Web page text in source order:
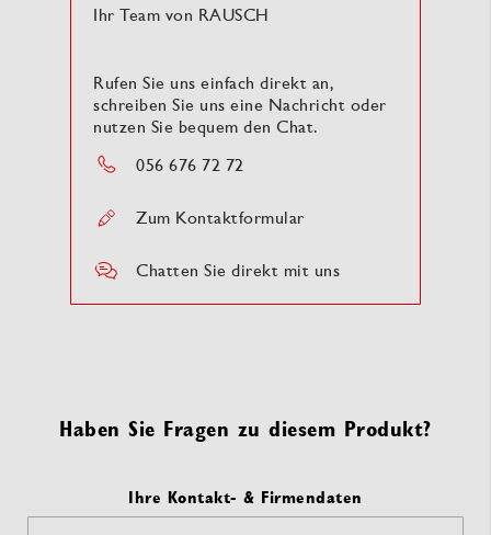
Ihr Team von RAUSCH
Rufen Sie uns einfach direkt an,
schreiben Sie uns eine Nachricht oder
nutzen Sie bequem den Chat.
056 676 72 72
Zum Kontaktformular
Chatten Sie direkt mit uns
Haben Sie Fragen zu diesem Produkt?
Ihre Kontakt- & Firmendaten